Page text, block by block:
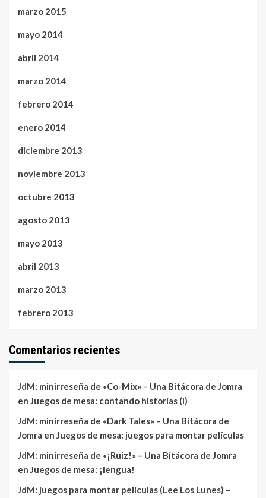
marzo 2015
mayo 2014
abril 2014
marzo 2014
febrero 2014
enero 2014
diciembre 2013
noviembre 2013
octubre 2013
agosto 2013
mayo 2013
abril 2013
marzo 2013
febrero 2013
Comentarios recientes
JdM: minirreseña de «Co-Mix» – Una Bitácora de Jomra
en Juegos de mesa: contando historias (I)
JdM: minirreseña de «Dark Tales» – Una Bitácora de
Jomra en Juegos de mesa: juegos para montar películas
JdM: minirreseña de «¡Ruiz!» – Una Bitácora de Jomra
en Juegos de mesa: ¡lengua!
JdM: juegos para montar películas (Lee Los Lunes) –